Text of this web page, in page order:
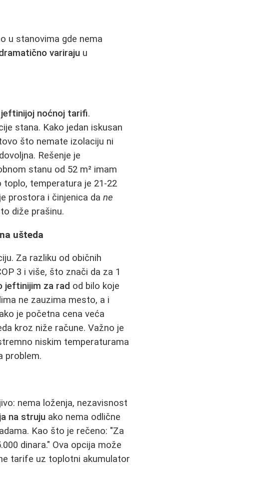
u stanovima gde nema
variraju u
jeftinijoj noćnoj tarifi.
stana. Kako jedan iskusan
što nemate izolaciju ni
Rešenje je
stanu od 52 m² imam
toplo, temperatura je 21-22
prostora i činjenica dane
diže prašinu.
ušteda
Za razliku od običnih
3 i više, što znači da za 1
jeftinijim za rad od bilo koje
ne zauzima mesto, a i
je početna cena veća
kroz niže račune. Važno je
niskim temperaturama
problem.
nema loženja, nezavisnost
na struju ako nema odlične
Kao što je rečeno: "Za
dinara." Ova opcija može
tarife uz toplotni akumulator